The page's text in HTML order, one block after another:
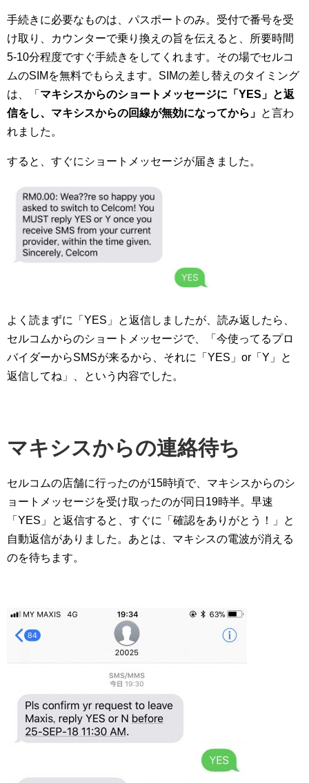
手続きに必要なものは、パスポートのみ。受付で番号を受
け取り、カウンターで乗り換えの旨を伝えると、所要時間
5-10分程度ですぐ手続きをしてくれます。その場でセルコ
ムのSIMを無料でもらえます。SIMの差し替えのタイミング
は、「 マキシスからのショートメッセージに「YES」と返
信をし、マキシスからの回線が無効になってから」 と言わ
れました。
すると、すぐにショートメッセージが届きました。
よく読まずに「YES」と返信しましたが、読み返したら、
セルコムからのショートメッセージで、「今使ってるプロ
バイダーからSMSが来るから、それに「YES」or「Y」と
返信してね」、という内容でした。
マキシスからの連絡待ち
セルコムの店舗に行ったのが15時頃で、マキシスからのシ
ョートメッセージを受け取ったのが同日19時半。早速
「YES」と返信すると、すぐに「確認をありがとう！」と
自動返信がありました。あとは、マキシスの電波が消える
のを待ちます。